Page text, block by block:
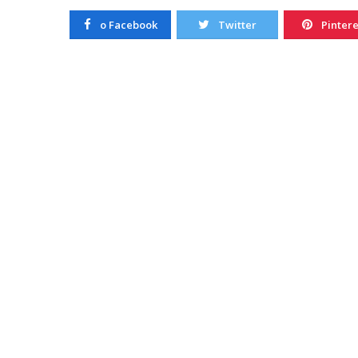
o Facebook Twitter
20/10/2022